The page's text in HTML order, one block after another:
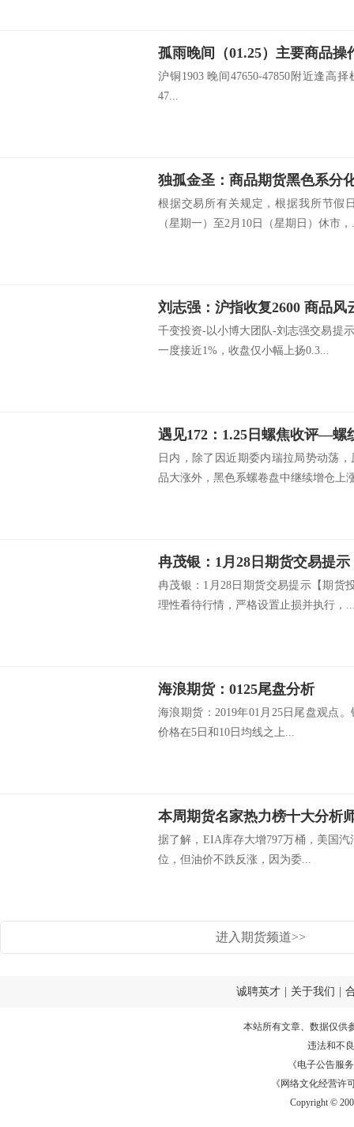
孤雨晚间（01.25）主要商品操
沪铜1903 晚间47650-47850附近逢高
47...
独孤金圣：商品期货黑色系分
根据交易所有关规定，根据我所节假
（星期一）至2月10日（星期日）休市
刘志强：沪指收复2600 商品风
千变投资-以小博大团队-刘志强交易提
一度接近1%，收盘仅小幅上扬0.3...
日内，除了因近期委内瑞拉局势动荡
品大涨外，黑色系螺卷盘中继续增仓上
冉茂银：1月28日期货交易提示
冉茂银：1月28日期货交易提示【期货
理性看待行情，严格设置止损并执行，
海浪期货：0125尾盘分析
海浪期货：2019年01月25日尾盘观点
价格在5日和10日均线之上...
本周期货名家热力榜十大分析
据了解，EIA库存大增797万桶，美国
位，但油价不跌反涨，因为委...
进入期货频道>>
诚聘英才 关于我们
本站所有文章、数据仅供
违法和不
《电子公告服务
《网络文化经营许
Copyright ©